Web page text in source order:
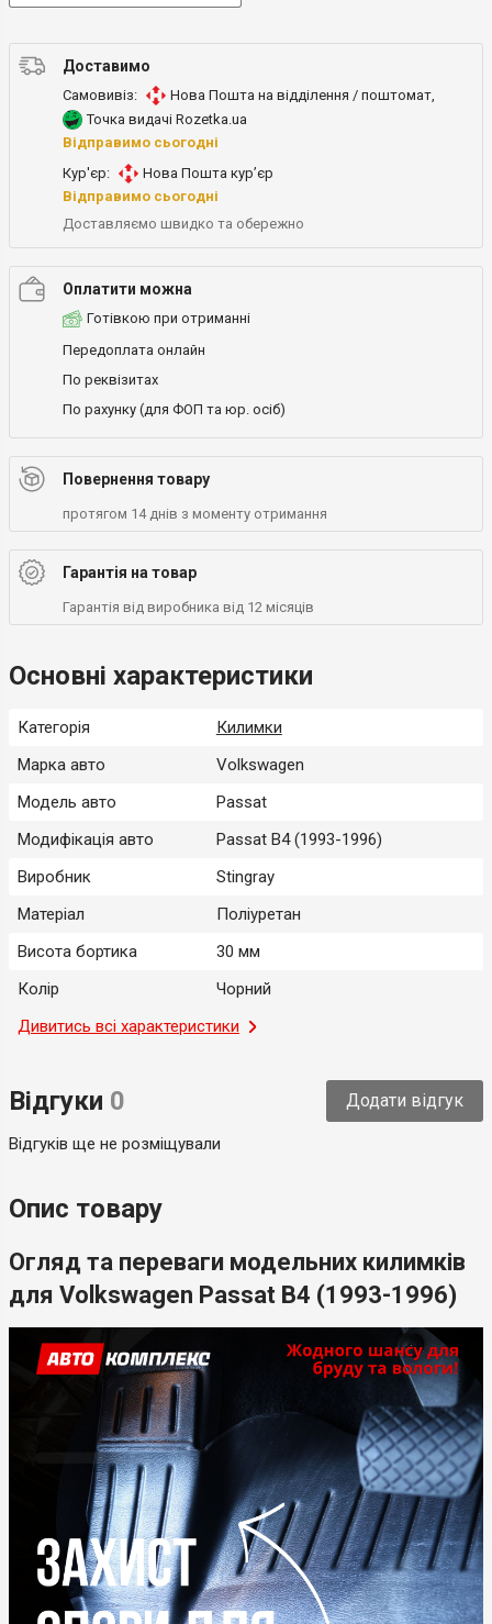
Доставимо
Самовивіз: Нова Пошта на відділення / поштомат,
Точка видачі Rozetka.ua
Відправимо сьогодні
Кур'єр:
Нова Пошта кур’єр
Відправимо сьогодні
Доставляємо швидко та обережно
Оплатити можна
Готівкою при отриманні
Передоплата онлайн
По реквізитах
По рахунку (для ФОП та юр. осіб)
Повернення товару
протягом 14 днів з моменту отримання
Гарантія на товар
Гарантія від виробника від 12 місяців
Основні характеристики
Категорія
Килимки
Марка авто
Volkswagen
Модель авто
Passat
Модифікація авто
Passat B4 (1993-1996)
Виробник
Stingray
Матеріал
Поліуретан
Висота бортика
30 мм
Колір
Чорний
Місце застосування
Салон
Країна-виробник
Дивитись всі характеристики
Відгуки 0 Додати відгук
Відгуків ще не розміщували
Опис товару
Огляд та переваги модельних килимків
для Volkswagen Passat B4 (1993-1996)